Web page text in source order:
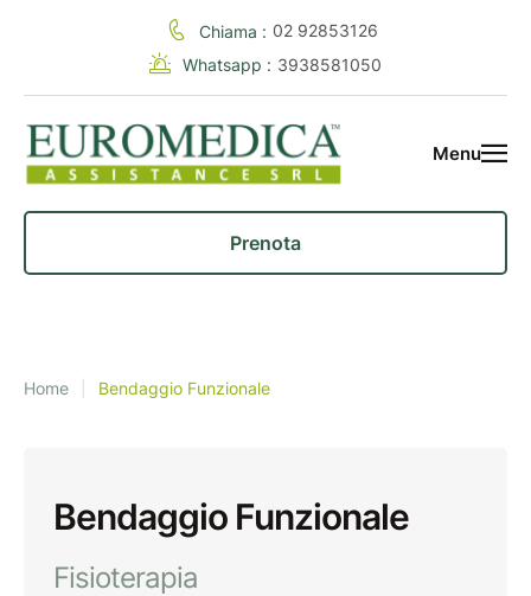
Chiama : 02 92853126
Whatsapp : 3938581050
Menu
Prenota
Home Bendaggio Funzionale
Bendaggio Funzionale
Fisioterapia